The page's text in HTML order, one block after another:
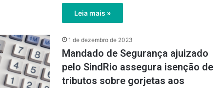
Leia mais »
1 de dezembro de 2023
Mandado de Segurança ajuizado
pelo SindRio assegura isenção de
tributos sobre gorjetas aos